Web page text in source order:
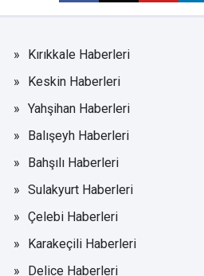
Kırıkkale Haberleri
Keskin Haberleri
Yahşihan Haberleri
Balışeyh Haberleri
Bahşılı Haberleri
Sulakyurt Haberleri
Çelebi Haberleri
Karakeçili Haberleri
Delice Haberleri